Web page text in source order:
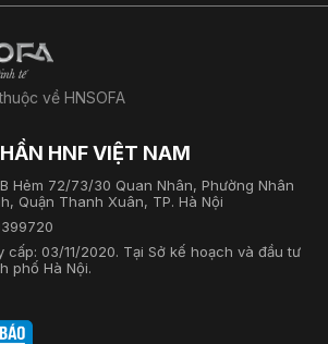
về HNSOFA
HNF VIỆT NAM
Hẻm 72/73/30 Quan Nhân, Phường Nhân
Quận Thanh Xuân, TP. Hà Nội
cấp: 03/11/2020. Tại Sở kế hoạch và đầu tư
phố Hà Nội.